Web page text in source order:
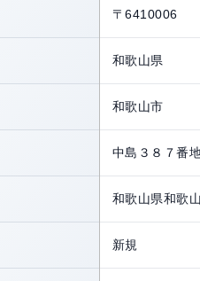
〒6410006
和歌山県
和歌山市
中島３８７番
和歌山県和歌
新規